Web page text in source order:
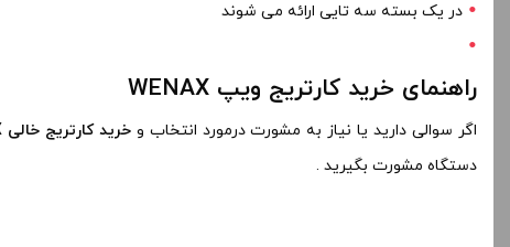
در یک بسته سه تایی ارائه می شوند
راهنمای خرید کارتریج ویپ WENAX
اگر سوالی دارید یا نیاز به مشورت درمورد انتخاب وخرید کارتریج خالی WENAX
دستگاه مشورت بگیرید .